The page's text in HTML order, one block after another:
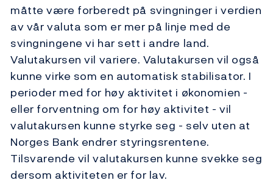
måtte være forberedt på svingninger i verdien
av vår valuta som er mer på linje med de
svingningene vi har sett i andre land.
Valutakursen vil variere. Valutakursen vil også
kunne virke som en automatisk stabilisator. I
perioder med for høy aktivitet i økonomien -
eller forventning om for høy aktivitet - vil
valutakursen kunne styrke seg - selv uten at
Norges Bank endrer styringsrentene.
Tilsvarende vil valutakursen kunne svekke seg
dersom aktiviteten er for lav.